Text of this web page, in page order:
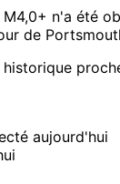
n'a été
de
historique
aujourd'hui